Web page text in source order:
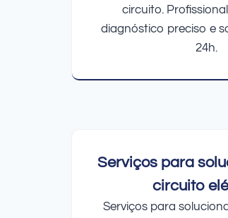
circuito.
diagnóstico preciso e
24h.
Serviços para
circuito
Serviços para